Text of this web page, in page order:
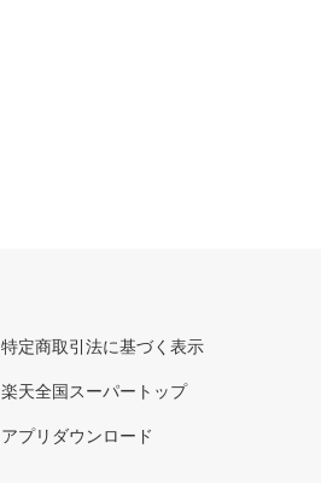
特定商取引法に基づく表示
楽天全国スーパートップ
アプリダウンロード